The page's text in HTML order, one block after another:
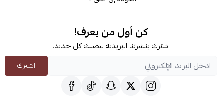
كن أول من يعرف!
اشترك بنشرتنا البريدية ليصلك كل جديد.
اشترك